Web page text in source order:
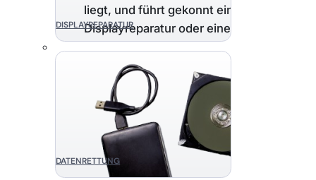
DISPLAYREPARATUR
DATENRETTUNG